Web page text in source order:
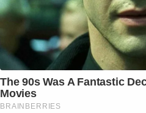
The 90s Was A Fantastic
Movies
BRAINBERRIES